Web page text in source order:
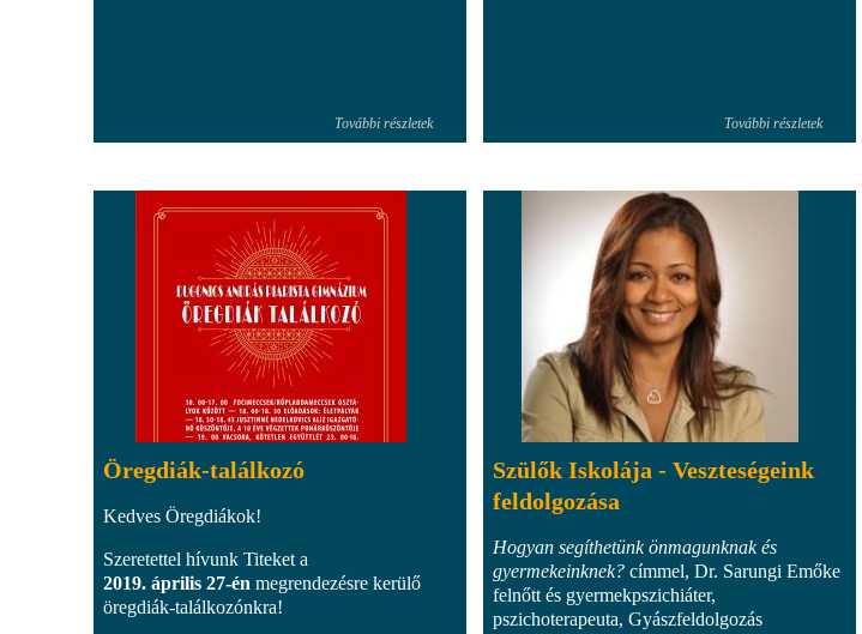
További részletek További részletek
Öregdiák-találkozó
Kedves Öregdiákok!
Szeretettel hívunk Titeket a
2019. április 27-én megrendezésre kerülő
öregdiák-találkozónkra!
Szülők Iskolája - Veszteségeink
feldolgozása
Hogyan segíthetünk önmagunknak és
gyermekeinknek? címmel, Dr. Sarungi Emőke
felnőtt és gyermekpszichiáter,
pszichoterapeuta, Gyászfeldolgozás